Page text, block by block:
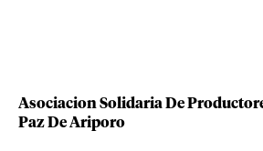
Asociacion Solidaria De
Paz De Ariporo